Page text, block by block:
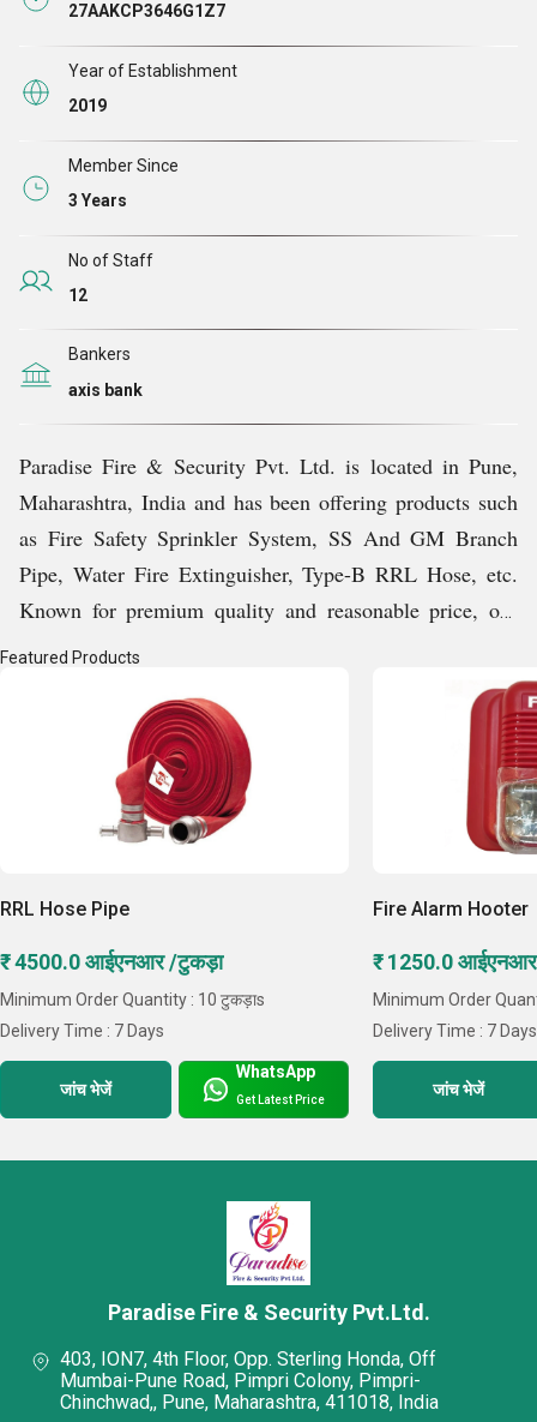
27AAKCP3646G1Z7
Year of Establishment
2019
Member Since
3 Years
No of Staff
12
Bankers
axis bank
Paradise Fire & Security Pvt. Ltd. is located in Pune,
Maharashtra, India and has been offering products such
as Fire Safety Sprinkler System, SS And GM Branch
Pipe, Water Fire Extinguisher, Type-B RRL Hose, etc.
Known for premium quality and reasonable price, our
products are widely demanded in the market to meet
which we are leaving no stone unturned. Right from the
very first deal in 2019, we have been consistently
offering value for money good to esteemed customers.
Key Facts of Paradise Fire & Security Pvt. Ltd.:
Featured Products
RRL Hose Pipe
₹ 4500.0 आईएनआर /टुकड़ा
Minimum Order Quantity : 10 टुकड़ाs
Delivery Time : 7 Days
जांच भेजें
WhatsApp
Get Latest Price
Fire Alarm Hooter
₹ 1250.0
Minimum Order
Delivery Time : 7 Days
जांच भेजें
Paradise Fire & Security Pvt.Ltd.
403, ION7, 4th Floor, Opp. Sterling Honda, Off
Mumbai-Pune Road, Pimpri Colony, Pimpri-
Chinchwad,, Pune, Maharashtra, 411018, India